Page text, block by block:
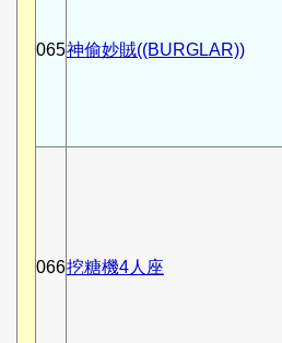
065神偷妙賊((BURGLAR))
066挖糖機4人座